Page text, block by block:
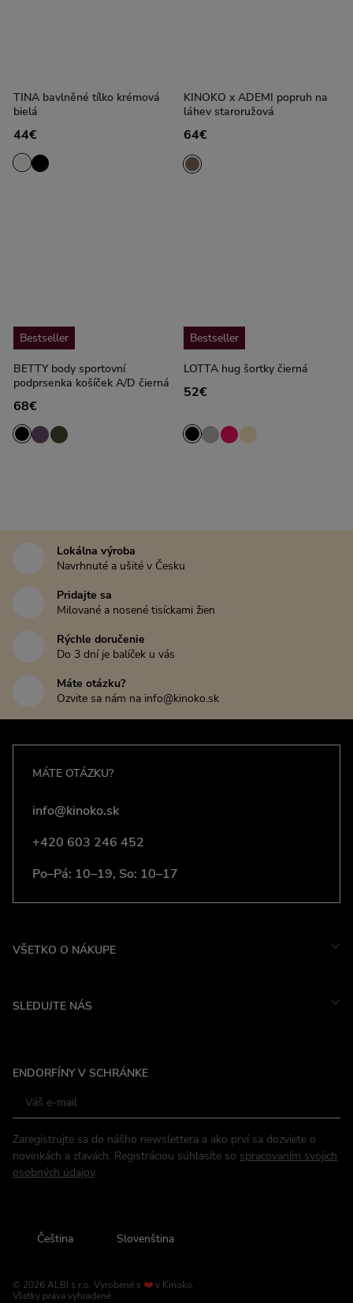
TINA bavlněné tílko krémová
bielá
44€
KINOKO x ADEMI popruh na
láhev staroružová
64€
Bestseller
BETTY body sportovní
podprsenka košíček A/D čierná
68€
Bestseller
LOTTA hug šortky čierná
52€
Lokálna výroba
Navrhnuté a ušité v Česku
Pridajte sa
Milované a nosené tisíckami žien
Rýchle doručenie
Do 3 dní je balíček u vás
Máte otázku?
Ozvite sa nám na info@kinoko.sk
MÁTE OTÁZKU?
info@kinoko.sk
+420 603 246 452
Po–Pá: 10–19, So: 10–17
VŠETKO O NÁKUPE
SLEDUJTE NÁS
Facebook
ENDORFÍNY V SCHRÁNKE
Zaregistrujte sa do nášho newslettera a ako prví sa dozviete o
novinkách a zľavách. Registráciou súhlasíte so spracovaním svojich
osobných údajov.
Čeština Slovenština
© 2026 ALBI s.r.o. Vyrobené s ❤️v Kinoko.
Všetky práva vyhradené.